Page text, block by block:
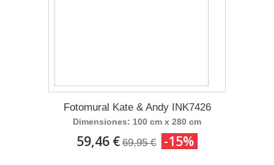
Fotomural Kate & Andy INK7426
Dimensiones: 100 cm x 280 cm
59,46 € 69,95 € -15%